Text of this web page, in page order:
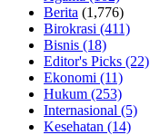
Berita (1,776)
Birokrasi (411)
Bisnis (18)
Editor's Picks (22)
Ekonomi (11)
Hukum (253)
Internasional (5)
Kesehatan (14)